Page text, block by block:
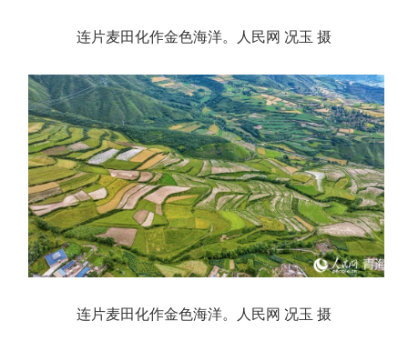
连片麦田化作金色海洋。人民网 况玉 摄
连片麦田化作金色海洋。人民网 况玉 摄